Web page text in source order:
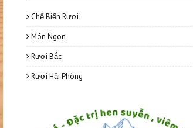
Chế Biến Rươi
Món Ngon
Rươi Bắc
Rươi Hải Phòng